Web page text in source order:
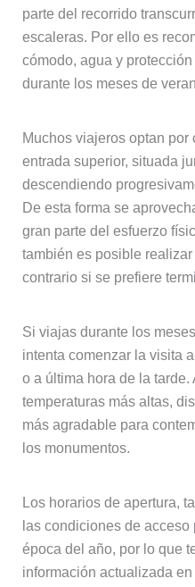
parte del recorrido
escaleras. Por ello es
cómodo, agua y
durante los meses de
Muchos viajeros optan
entrada superior, situada
descendiendo
De esta forma se
gran parte del esfuerzo
también es posible
contrario si se prefiere
Si viajas durante los
intenta comenzar la visita
o a última hora de la
temperaturas más altas,
más agradable para
los monumentos.
Los horarios de apertura,
las condiciones de
época del año, por lo que
información actualizada